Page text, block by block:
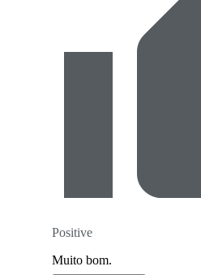
Positive
Muito bom.